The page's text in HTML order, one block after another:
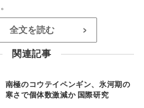
全文を読む >
関連記事
南極のコウテイペンギン、氷河期の
寒さで個体数激減か 国際研究